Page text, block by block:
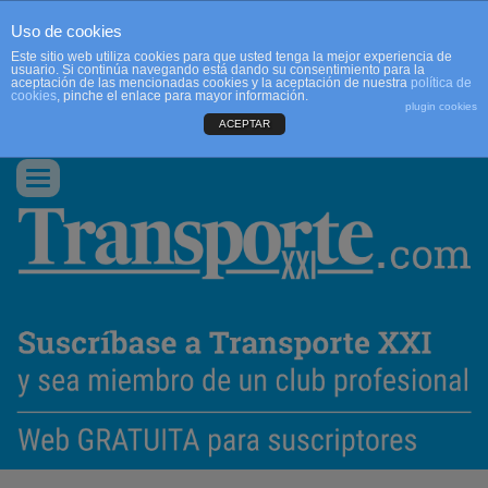
CONTACTO
Conmutar
navegación
Uso de cookies
Este sitio web utiliza cookies para que usted tenga la mejor experiencia de
usuario. Si continúa navegando está dando su consentimiento para la
aceptación de las mencionadas cookies y la aceptación de nuestra política de
cookies, pinche el enlace para mayor información.
plugin cookies
ACEPTAR